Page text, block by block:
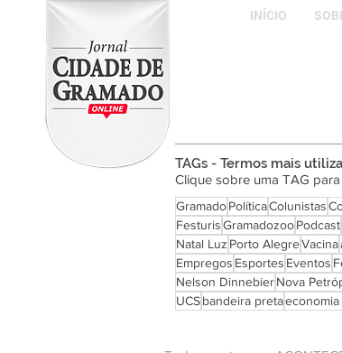
INÍCIO
TAGs - Termos mais
Clique sobre uma TAG
GramadoPolíticaColunistas
FesturisGramadozooPodcast
Natal Luz Porto AlegreVacina
Empregos Esportes Eventos
Nelson DinnebierNova
UCSbandeira preta